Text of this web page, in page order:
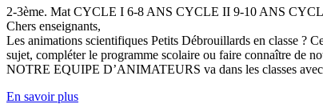
2-3ème. Mat CYCLE I 6-8 ANS CYCLE II 9-10 ANS
Chers enseignants,
Les animations scientifiques Petits Débrouillards en classe ?
sujet, compléter le programme scolaire ou faire connaître de
NOTRE EQUIPE D’ANIMATEURS va dans les classes
En savoir plus